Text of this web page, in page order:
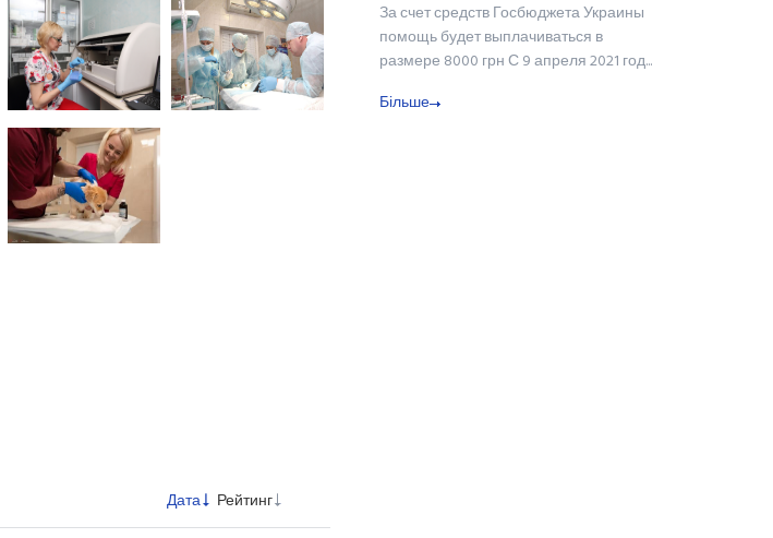
Дата Рейтинг
За счет средств Госбюджета Украины
помощь будет выплачиваться в
размере 8000 грн С 9 апреля 2021 год...
Більше